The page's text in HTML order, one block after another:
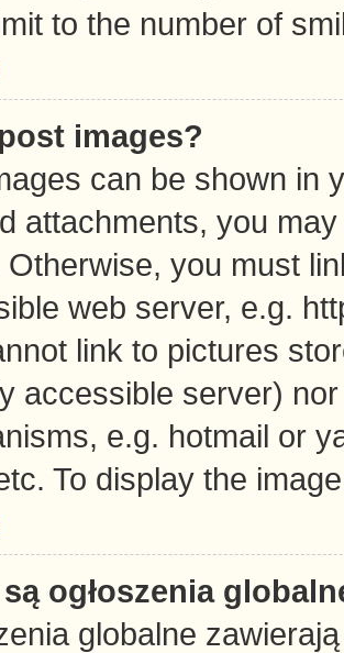
to the number of
images?
can be shown in
attachments, you
Otherwise, you must
web server, e.g.
link to pictures
accessible server)
e.g. hotmail or
To display the
ogłoszenia
globalne